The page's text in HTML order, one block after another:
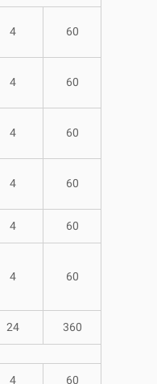
4 60
4 60
4 60
4 60
4 60
4 60
24 360
4 60